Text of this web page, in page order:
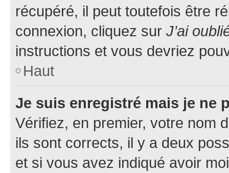
récupéré, il peut toutefois être
connexion, cliquez sur J’ai
instructions et vous devriez
Haut
Je suis enregistré mais je ne
Vérifiez, en premier, votre nom
ils sont corrects, il y a deux
et si vous avez indiqué avoir